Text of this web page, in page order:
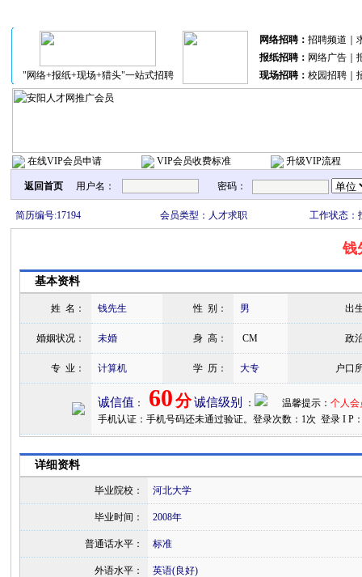
网络招聘： 招聘频道
报纸招聘： 网络广告｜
"网络+报纸+现场+猎头"一站式招聘
现场招聘： 校园招聘｜
在线VIP会员申请 VIP会员收费标准 升级VIP流程
返回首页 用户名： 密码：
简历编号:17194 会员类型：人才求职 工作状态：
钱
基本资料
姓 名： 钱先生 性 别： 男 出
婚姻状况： 未婚 身 高： CM 政
专 业： 计算机 学 历： 大专 户口
诚信值 ： 60分 诚信级别 ： 温馨提示： 个人会
手机认证： 手机号码还未通过验证。 登录次数：1次 登录 I P
详细资料
毕业院校： 河北大学
毕业时间： 2008年
普通话水平： 标准
外语水平： 英语(良好)